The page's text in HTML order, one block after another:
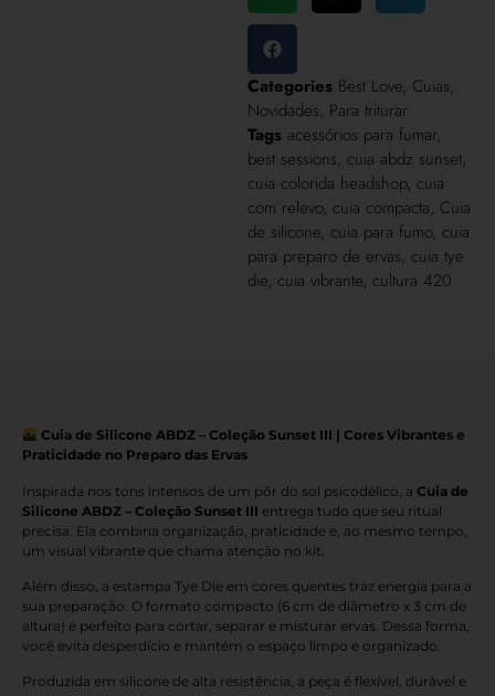
Categories Best Love, Cuias,
Novidades, Para triturar
Tags acessórios para fumar,
best sessions, cuia abdz sunset,
cuia colorida headshop, cuia
com relevo, cuia compacta, Cuia
de silicone, cuia para fumo, cuia
para preparo de ervas, cuia tye
die, cuia vibrante, cultura 420
Cuia de Silicone ABDZ – Coleção Sunset III | Cores Vibrantes e
Praticidade no Preparo das Ervas
Inspirada nos tons intensos de um pôr do sol psicodélico, a Cuia de
Silicone ABDZ – Coleção Sunset III entrega tudo que seu ritual
precisa. Ela combina organização, praticidade e, ao mesmo tempo,
um visual vibrante que chama atenção no kit.
Além disso, a estampa Tye Die em cores quentes traz energia para a
sua preparação. O formato compacto (6 cm de diâmetro x 3 cm de
altura) é perfeito para cortar, separar e misturar ervas. Dessa forma,
você evita desperdício e mantém o espaço limpo e organizado.
Produzida em silicone de alta resistência, a peça é flexível, durável e